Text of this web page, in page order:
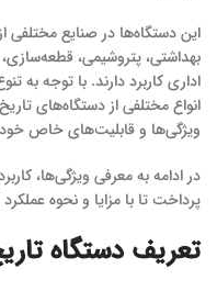
این دستگاه‌ها در صنایع مختلفی
بهداشتی، پتروشیمی،
اداری کاربرد دارند. با توجه به
انواع مختلفی از دستگاه‌های
ویژگی‌ها و قابلیت‌های خاص خود
در ادامه به معرفی ویژگی‌ها،
پرداخت تا با مزایا و نحوه
تعریف دستگاه